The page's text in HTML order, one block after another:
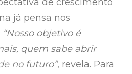
já pensa nos
“Nosso objetivo é
quem sabe abrir
no futuro”, revela. Para